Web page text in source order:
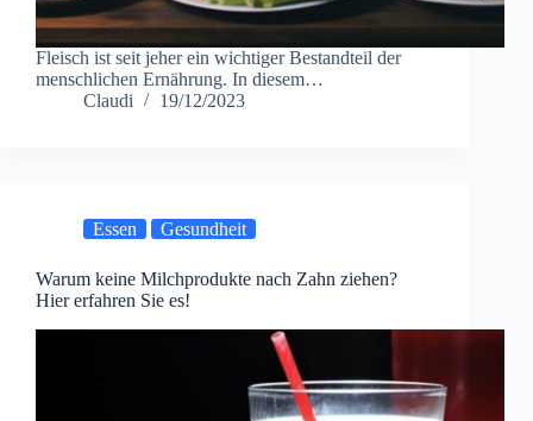
Fleisch ist seit jeher ein wichtiger Bestandteil der
menschlichen Ernährung. In diesem…
Claudi
19/12/2023
Essen Gesundheit
Warum keine Milchprodukte nach Zahn ziehen?
Hier erfahren Sie es!